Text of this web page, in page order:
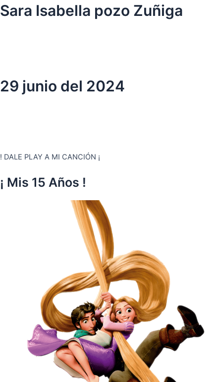
Ir
al
Sara Isabella pozo Zuñiga
29 junio del 2024
! DALE PLAY A MI CANCIÓN ¡
¡ Mis 15 Años !